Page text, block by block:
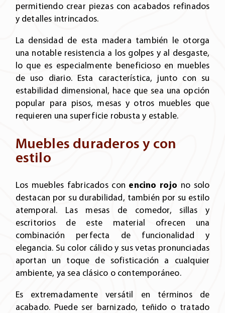
permitiendo crear piezas con acabados refinados
y detalles intrincados.
La densidad de esta madera también le otorga
una notable resistencia a los golpes y al desgaste,
lo que es especialmente beneficioso en muebles
de uso diario. Esta característica, junto con su
estabilidad dimensional, hace que sea una opción
popular para pisos, mesas y otros muebles que
requieren una superficie robusta y estable.
Muebles duraderos y con
estilo
Los muebles fabricados con encino rojo no solo
destacan por su durabilidad, también por su estilo
atemporal. Las mesas de comedor, sillas y
escritorios de este material ofrecen una
combinación perfecta de funcionalidad y
elegancia. Su color cálido y sus vetas pronunciadas
aportan un toque de sofisticación a cualquier
ambiente, ya sea clásico o contemporáneo.
Es extremadamente versátil en términos de
acabado. Puede ser barnizado, teñido o tratado